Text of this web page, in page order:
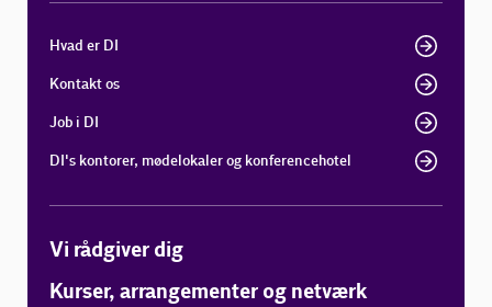
Hvad er DI
Kontakt os
Job i DI
DI's kontorer, mødelokaler og konferencehotel
Vi rådgiver dig
Kurser, arrangementer og netværk